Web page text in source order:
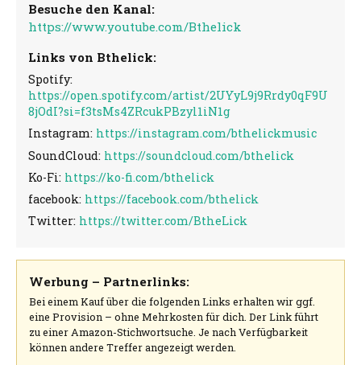
Besuche den Kanal:
https://www.youtube.com/Bthelick
Links von Bthelick:
Spotify:
https://open.spotify.com/artist/2UYyL9j9Rrdy0qF9U
8jOdI?si=f3tsMs4ZRcukPBzyl1iN1g
Instagram: https://instagram.com/bthelickmusic
SoundCloud: https://soundcloud.com/bthelick
Ko-Fi: https://ko-fi.com/bthelick
facebook: https://facebook.com/bthelick
Twitter: https://twitter.com/BtheLick
Werbung – Partnerlinks:
Bei einem Kauf über die folgenden Links erhalten wir ggf.
eine Provision – ohne Mehrkosten für dich. Der Link führt
zu einer Amazon-Stichwortsuche. Je nach Verfügbarkeit
können andere Treffer angezeigt werden.